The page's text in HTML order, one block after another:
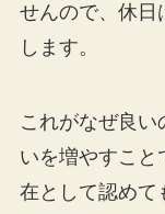
せんので、休日
します。
これがなぜ良
いを増やすこと
在として認めて